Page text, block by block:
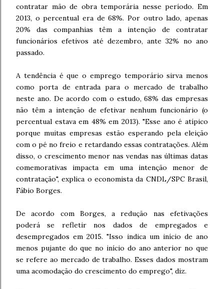
contratar mão de obra temporária nesse período. Em
2013, o percentual era de 68%. Por outro lado, apenas
20% das companhias têm a intenção de contratar
funcionários efetivos até dezembro, ante 32% no ano
passado.
A tendência é que o emprego temporário sirva menos
como porta de entrada para o mercado de trabalho
neste ano. De acordo com o estudo, 68% das empresas
não têm a intenção de efetivar nenhum funcionário (o
percentual estava em 48% em 2013). "Esse ano é atípico
porque muitas empresas estão esperando pela eleição
com o pé no freio e retardando essas contratações. Além
disso, o crescimento menor nas vendas nas últimas datas
comemorativas impacta em uma intenção menor de
contratação", explica o economista da CNDL/SPC Brasil,
Fábio Borges.
De acordo com Borges, a redução nas efetivações
poderá se refletir nos dados de empregados e
desempregados em 2015. "Isso indica um início de ano
menos pujante do que no início do ano anterior no que
se refere ao mercado de trabalho. Esses dados mostram
uma acomodação do crescimento do emprego", diz.